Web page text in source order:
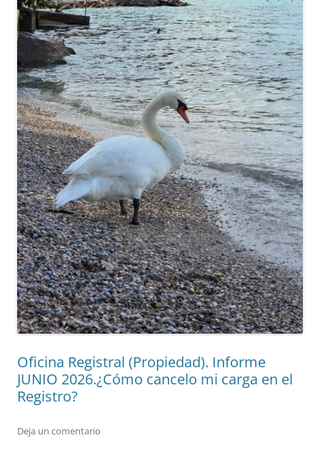
Oficina Registral (Propiedad). Informe
JUNIO 2026.¿Cómo cancelo mi carga en el
Registro?
Deja un comentario